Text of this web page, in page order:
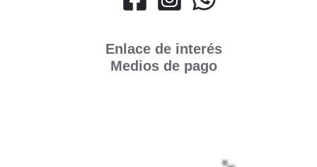
Enlace de interés
Medios de pago